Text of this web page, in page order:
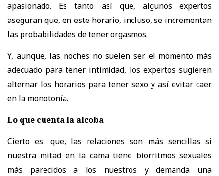
apasionado. Es tanto así que, algunos expertos
aseguran que, en este horario, incluso, se incrementan
las probabilidades de tener orgasmos.
Y, aunque, las noches no suelen ser el momento más
adecuado para tener intimidad, los expertos sugieren
alternar los horarios para tener sexo y así evitar caer
en la monotonía.
Lo que cuenta la alcoba
Cierto es, que, las relaciones son más sencillas si
nuestra mitad en la cama tiene biorritmos sexuales
más parecidos a los nuestros y demanda una